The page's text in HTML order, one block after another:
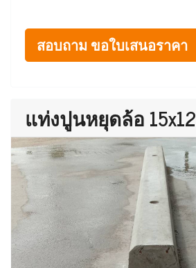
สอบถาม ขอใบเสนอราคา
แท่งปูนหยุดล้อ 15x12